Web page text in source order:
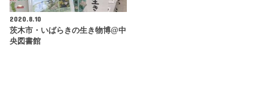
2020.8.10
茨木市・いばらきの生き物博@中
央図書館